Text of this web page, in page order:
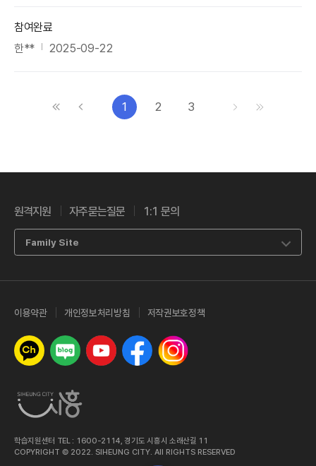
참여완료
한**
2025-09-22
1 2 3
원격지원 자주묻는질문 1:1 문의
Family Site
이용약관 개인정보처리방침 저작권보호정책
카카오톡 채널네이버 블로그유튜브 페이스북 인스타그램
학습지원센터 TEL : 1600-2114, 경기도 시흥시 소래산길 11
COPYRIGHT © 2022. SIHEUNG CITY. All RIGHTS RESERVED